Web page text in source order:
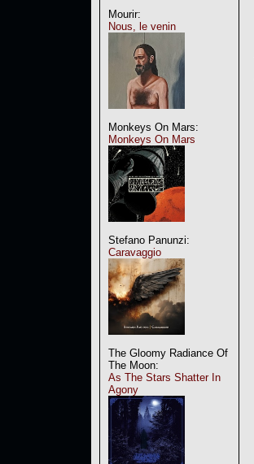
Mourir:
Nous, le venin
Monkeys On Mars:
Monkeys On Mars
Stefano Panunzi:
Caravaggio
The Gloomy Radiance Of
The Moon:
As The Stars Shatter In
Agony